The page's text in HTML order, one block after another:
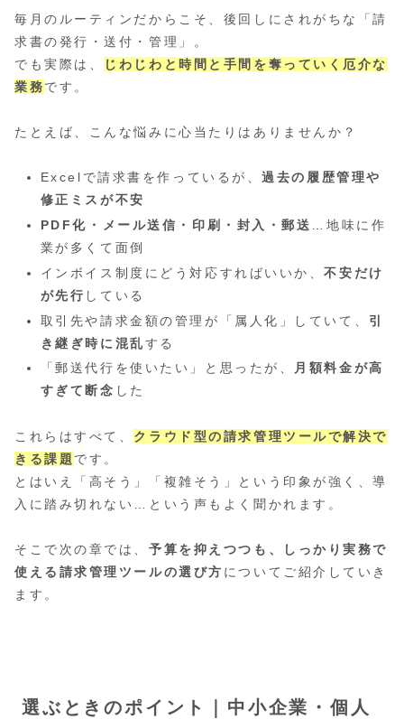
毎月のルーティンだからこそ、後回しにされがちな「請
求書の発行・送付・管理」。
でも実際は、
じわじわと時間と手間を奪っていく厄介な
業務です。
たとえば、こんな悩みに心当たりはありませんか？
Excelで請求書を作っているが、過去の履歴管理や
修正ミスが不安
PDF化・メール送信・印刷・封入・郵送
…地味に作
業が多くて面倒
インボイス制度にどう対応すればいいか、不安だけ
が先行 している
取引先や請求金額の管理が「属人化」していて、 引
き継ぎ時に混乱する
「郵送代行を使いたい」と思ったが、
月額料金が高
すぎて断念 した
これらはすべて、 クラウド型の請求管理ツールで解決で
きる課題 です。
とはいえ「高そう」「複雑そう」という印象が強く、導
入に踏み切れない…という声もよく聞かれます。
そこで次の章では、予算を抑えつつも、しっかり実務で
使える請求管理ツールの選び方 についてご紹介していき
ます。
選ぶときのポイント｜中小企業・個人